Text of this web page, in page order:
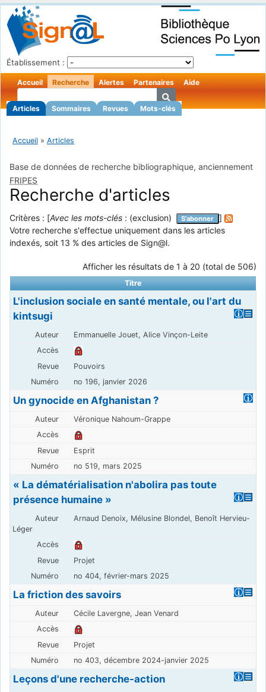
Établissement :
Accueil Recherche
Articles Sommaires Revues Mots-clés
Alertes Partenaires Aide
Accueil » Articles
Base de données de recherche bibliographique, anciennement
FRIPES
Recherche d'articles
Critères : [Avec les mots-clés : (exclusion) S'abonner
]
Votre recherche s'effectue uniquement dans les articles
indexés, soit 13 % des articles de Sign@l.
Afficher les résultats de 1 à 20 (total de 506)
Titre
L'inclusion sociale en santé mentale, ou l'art du
kintsugi
Emmanuelle Jouet, Alice Vinçon-Leite
Pouvoirs
no 196, janvier 2026
Un gynocide en Afghanistan ?
Véronique Nahoum-Grappe
Esprit
no 519, mars 2025
« La dématérialisation n'abolira pas toute
présence humaine »
Arnaud Denoix, Mélusine Blondel, Benoît Hervieu-
Léger
Projet
no 404, février-mars 2025
La friction des savoirs
Cécile Lavergne, Jean Venard
Projet
no 403, décembre 2024-janvier 2025
Leçons d'une recherche-action